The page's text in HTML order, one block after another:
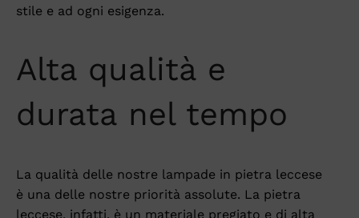
stile e ad ogni esigenza.
Alta qualità e
durata nel tempo
La qualità delle nostre lampade in pietra leccese
è una delle nostre priorità assolute. La pietra
leccese, infatti, è un materiale pregiato e di alta